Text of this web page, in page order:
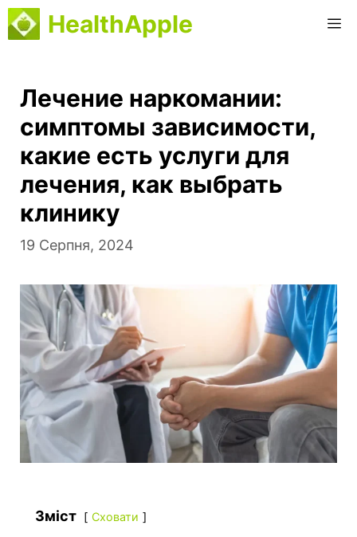
Перейти
до
HealthApple
Лечение наркомании:
симптомы зависимости,
какие есть услуги для
лечения, как выбрать
клинику
19 Серпня, 2024
Зміст Сховати